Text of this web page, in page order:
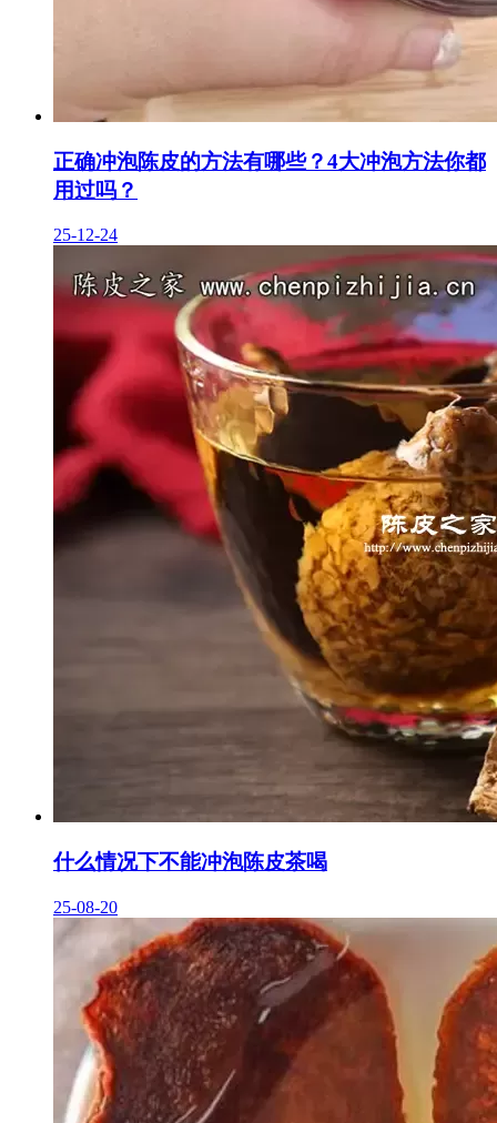
正确冲泡陈皮的方法有哪些？4大冲泡方法你都
用过吗？
25-12-24
什么情况下不能冲泡陈皮茶喝
25-08-20